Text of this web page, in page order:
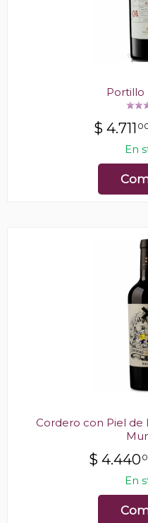
Portillo
$ 4.711
En
Cordero con Piel de
$ 4.440
En